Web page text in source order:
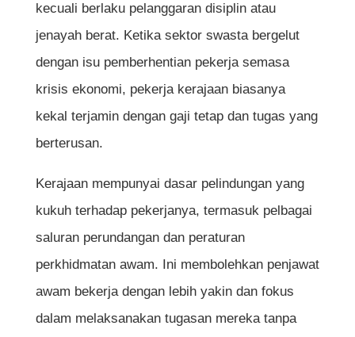
Ringkasan Kelebihan dan Kekurangan Kerja
Kerajaan
Kesimpulan
Soalan Lazim Mengenai Kelebihan Kerja
Kerajaan
terjamin sepanjang hayat?
Adakah semua penjawat awam layak
menerima pencen?
Bolehkah penjawat awam mohon pinjaman
perumahan kerajaan lebih dari sekali?
kecuali berlaku pelanggaran disiplin atau
jenayah berat. Ketika sektor swasta bergelut
dengan isu pemberhentian pekerja semasa
krisis ekonomi, pekerja kerajaan biasanya
kekal terjamin dengan gaji tetap dan tugas yang
berterusan.
Kerajaan mempunyai dasar pelindungan yang
kukuh terhadap pekerjanya, termasuk pelbagai
saluran perundangan dan peraturan
perkhidmatan awam. Ini membolehkan penjawat
awam bekerja dengan lebih yakin dan fokus
dalam melaksanakan tugasan mereka tanpa